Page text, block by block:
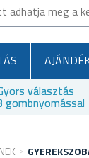
választás
gombnyomással